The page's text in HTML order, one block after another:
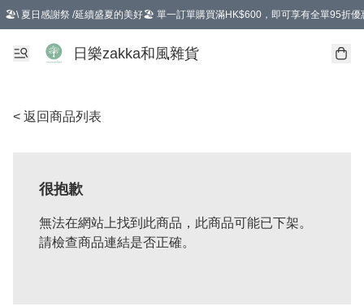
🏖️\ 夏日感謝祭 /延續盛夏的美好🏖️ 單一訂單購買滿HK$600，即可享有全單95折優
選擇GoGoX住宅/工商地址配送，單一訂單消費購物滿HK$680(折扣後），可享有
日樂zakka和風雜貨
< 返回商品列表
很抱歉
無法在網站上找到此商品，此商品可能已下架。
請檢查商品連結是否正確。